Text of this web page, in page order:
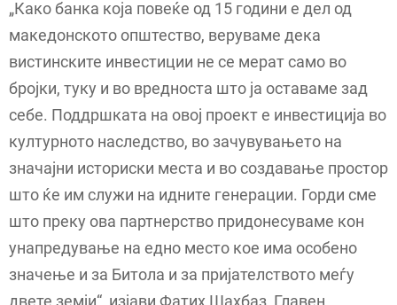
„Како банка која повеќе од 15 години е дел од
македонското општество, веруваме дека
вистинските инвестиции не се мерат само во
бројки, туку и во вредноста што ја оставаме зад
себе. Поддршката на овој проект е инвестиција во
културното наследство, во зачувувањето на
значајни историски места и во создавање простор
што ќе им служи на идните генерации. Горди сме
што преку ова партнерство придонесуваме кон
унапредување на едно место кое има особено
значење и за Битола и за пријателството меѓу
двете земји“, изјави Фатих Шахбаз, Главен